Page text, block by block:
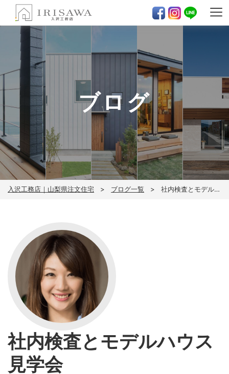
ブログ
入沢工務店｜山梨県注文住宅 ブログ一覧 社内検査とモデルハウス見学会
社内検査とモデルハウス
見学会